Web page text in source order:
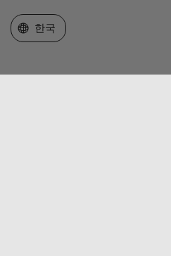
웹사이트 선택
한국